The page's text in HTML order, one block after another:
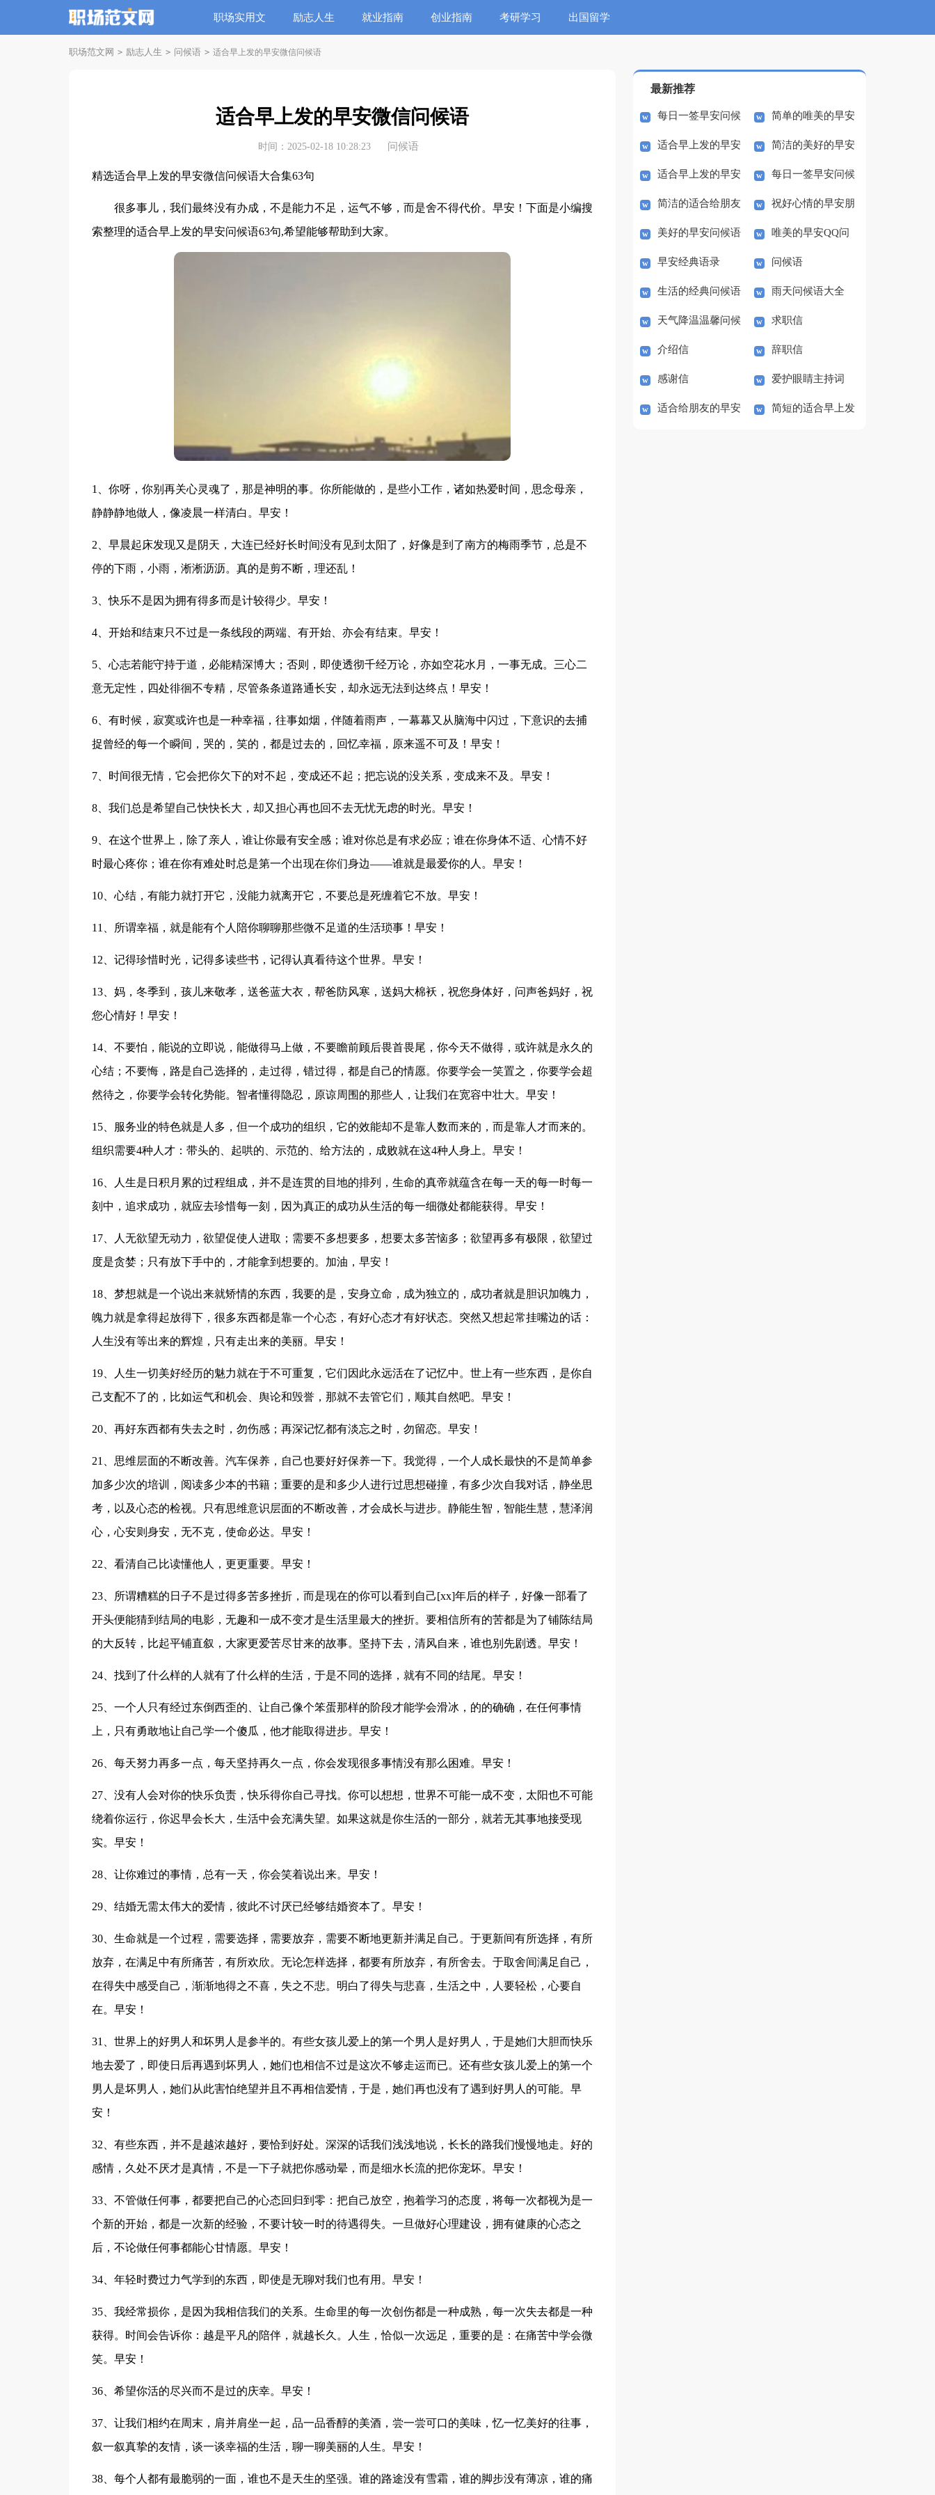
职场实用文 励志人生 就业指南 创业指南 考研学习 出国留学
职场范文网 > 励志人生 > 问候语 > 适合早上发的早安微信问候语
适合早上发的早安微信问候语
时间：2025-02-18 10:28:23 问候语
精选适合早上发的早安微信问候语大合集63句
很多事儿，我们最终没有办成，不是能力不足，运气不够，而是舍不得代价。早安！下面是小编搜
索整理的适合早上发的早安问候语63句,希望能够帮助到大家。
1、你呀，你别再关心灵魂了，那是神明的事。你所能做的，是些小工作，诸如热爱时间，思念母亲，
静静静地做人，像凌晨一样清白。早安！
2、早晨起床发现又是阴天，大连已经好长时间没有见到太阳了，好像是到了南方的梅雨季节，总是不
停的下雨，小雨，淅淅沥沥。真的是剪不断，理还乱！
3、快乐不是因为拥有得多而是计较得少。早安！
4、开始和结束只不过是一条线段的两端、有开始、亦会有结束。早安！
5、心志若能守持于道，必能精深博大；否则，即使透彻千经万论，亦如空花水月，一事无成。三心二
意无定性，四处徘徊不专精，尽管条条道路通长安，却永远无法到达终点！早安！
6、有时候，寂寞或许也是一种幸福，往事如烟，伴随着雨声，一幕幕又从脑海中闪过，下意识的去捕
捉曾经的每一个瞬间，哭的，笑的，都是过去的，回忆幸福，原来遥不可及！早安！
7、时间很无情，它会把你欠下的对不起，变成还不起；把忘说的没关系，变成来不及。早安！
8、我们总是希望自己快快长大，却又担心再也回不去无忧无虑的时光。早安！
9、在这个世界上，除了亲人，谁让你最有安全感；谁对你总是有求必应；谁在你身体不适、心情不好
时最心疼你；谁在你有难处时总是第一个出现在你们身边——谁就是最爱你的人。早安！
10、心结，有能力就打开它，没能力就离开它，不要总是死缠着它不放。早安！
11、所谓幸福，就是能有个人陪你聊聊那些微不足道的生活琐事！早安！
12、记得珍惜时光，记得多读些书，记得认真看待这个世界。早安！
13、妈，冬季到，孩儿来敬孝，送爸蓝大衣，帮爸防风寒，送妈大棉袄，祝您身体好，问声爸妈好，祝
您心情好！早安！
14、不要怕，能说的立即说，能做得马上做，不要瞻前顾后畏首畏尾，你今天不做得，或许就是永久的
心结；不要悔，路是自己选择的，走过得，错过得，都是自己的情愿。你要学会一笑置之，你要学会超
然待之，你要学会转化势能。智者懂得隐忍，原谅周围的那些人，让我们在宽容中壮大。早安！
15、服务业的特色就是人多，但一个成功的组织，它的效能却不是靠人数而来的，而是靠人才而来的。
组织需要4种人才：带头的、起哄的、示范的、给方法的，成败就在这4种人身上。早安！
16、人生是日积月累的过程组成，并不是连贯的目地的排列，生命的真帝就蕴含在每一天的每一时每一
刻中，追求成功，就应去珍惜每一刻，因为真正的成功从生活的每一细微处都能获得。早安！
17、人无欲望无动力，欲望促使人进取；需要不多想要多，想要太多苦恼多；欲望再多有极限，欲望过
度是贪婪；只有放下手中的，才能拿到想要的。加油，早安！
18、梦想就是一个说出来就矫情的东西，我要的是，安身立命，成为独立的，成功者就是胆识加魄力，
魄力就是拿得起放得下，很多东西都是靠一个心态，有好心态才有好状态。突然又想起常挂嘴边的话：
人生没有等出来的辉煌，只有走出来的美丽。早安！
19、人生一切美好经历的魅力就在于不可重复，它们因此永远活在了记忆中。世上有一些东西，是你自
己支配不了的，比如运气和机会、舆论和毁誉，那就不去管它们，顺其自然吧。早安！
20、再好东西都有失去之时，勿伤感；再深记忆都有淡忘之时，勿留恋。早安！
21、思维层面的不断改善。汽车保养，自己也要好好保养一下。我觉得，一个人成长最快的不是简单参
加多少次的培训，阅读多少本的书籍；重要的是和多少人进行过思想碰撞，有多少次自我对话，静坐思
考，以及心态的检视。只有思维意识层面的不断改善，才会成长与进步。静能生智，智能生慧，慧泽润
心，心安则身安，无不克，使命必达。早安！
22、看清自己比读懂他人，更更重要。早安！
23、所谓糟糕的日子不是过得多苦多挫折，而是现在的你可以看到自己[xx]年后的样子，好像一部看了
开头便能猜到结局的电影，无趣和一成不变才是生活里最大的挫折。要相信所有的苦都是为了铺陈结局
的大反转，比起平铺直叙，大家更爱苦尽甘来的故事。坚持下去，清风自来，谁也别先剧透。早安！
24、找到了什么样的人就有了什么样的生活，于是不同的选择，就有不同的结尾。早安！
25、一个人只有经过东倒西歪的、让自己像个笨蛋那样的阶段才能学会滑冰，的的确确，在任何事情
上，只有勇敢地让自己学一个傻瓜，他才能取得进步。早安！
26、每天努力再多一点，每天坚持再久一点，你会发现很多事情没有那么困难。早安！
27、没有人会对你的快乐负责，快乐得你自己寻找。你可以想想，世界不可能一成不变，太阳也不可能
绕着你运行，你迟早会长大，生活中会充满失望。如果这就是你生活的一部分，就若无其事地接受现
实。早安！
28、让你难过的事情，总有一天，你会笑着说出来。早安！
29、结婚无需太伟大的爱情，彼此不讨厌已经够结婚资本了。早安！
30、生命就是一个过程，需要选择，需要放弃，需要不断地更新并满足自己。于更新间有所选择，有所
放弃，在满足中有所痛苦，有所欢欣。无论怎样选择，都要有所放弃，有所舍去。于取舍间满足自己，
在得失中感受自己，渐渐地得之不喜，失之不悲。明白了得失与悲喜，生活之中，人要轻松，心要自
在。早安！
31、世界上的好男人和坏男人是参半的。有些女孩儿爱上的第一个男人是好男人，于是她们大胆而快乐
地去爱了，即使日后再遇到坏男人，她们也相信不过是这次不够走运而已。还有些女孩儿爱上的第一个
男人是坏男人，她们从此害怕绝望并且不再相信爱情，于是，她们再也没有了遇到好男人的可能。早
安！
32、有些东西，并不是越浓越好，要恰到好处。深深的话我们浅浅地说，长长的路我们慢慢地走。好的
感情，久处不厌才是真情，不是一下子就把你感动晕，而是细水长流的把你宠坏。早安！
33、不管做任何事，都要把自己的心态回归到零：把自己放空，抱着学习的态度，将每一次都视为是一
个新的开始，都是一次新的经验，不要计较一时的待遇得失。一旦做好心理建设，拥有健康的心态之
后，不论做任何事都能心甘情愿。早安！
34、年轻时费过力气学到的东西，即使是无聊对我们也有用。早安！
35、我经常损你，是因为我相信我们的关系。生命里的每一次创伤都是一种成熟，每一次失去都是一种
获得。时间会告诉你：越是平凡的陪伴，就越长久。人生，恰似一次远足，重要的是：在痛苦中学会微
笑。早安！
36、希望你活的尽兴而不是过的庆幸。早安！
37、让我们相约在周末，肩并肩坐一起，品一品香醇的美酒，尝一尝可口的美味，忆一忆美好的往事，
叙一叙真挚的友情，谈一谈幸福的生活，聊一聊美丽的人生。早安！
38、每个人都有最脆弱的一面，谁也不是天生的坚强。谁的路途没有雪霜，谁的脚步没有薄凉，谁的痛
最新推荐
每日一签早安问候
语短信
简单的唯美的早安
问候语37条
适合早上发的早安
微信问候语
简洁的美好的早安
QQ问候语
适合早上发的早安
微信问候语
每日一签早安问候
语短信26条
简洁的适合给朋友
的早安问候语语录
祝好心情的早安朋
友圈问候语
美好的早安问候语
短信71条
唯美的早安QQ问
候语31条
早安经典语录 问候语
生活的经典问候语 雨天问候语大全
天气降温温馨问候
语
求职信
介绍信 辞职信
感谢信 爱护眼睛主持词
适合给朋友的早安 简短的适合早上发